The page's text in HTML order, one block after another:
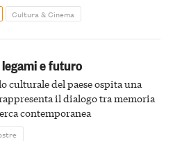
Cultura & Cinema
e futuro
culturale del paese ospita una
il dialogo tra memoria
contemporanea